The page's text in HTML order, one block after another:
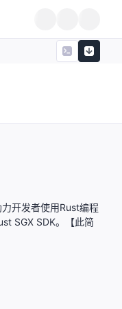
开发者使用Rust编程
SGX SDK。【此简